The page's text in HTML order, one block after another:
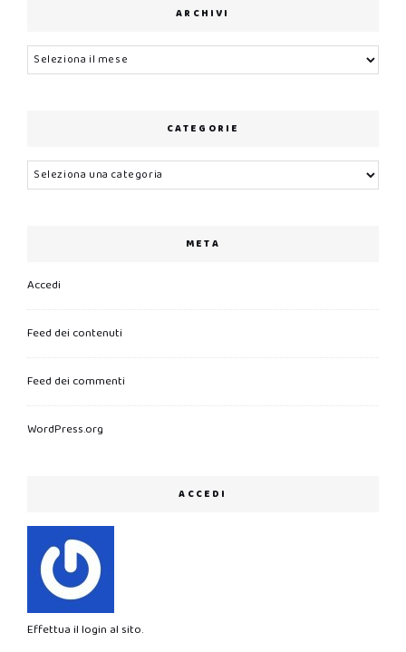
ARCHIVI
Archivi
CATEGORIE
Categorie
META
Accedi
Feed dei contenuti
Feed dei commenti
WordPress.org
ACCEDI
Effettua il login al sito.